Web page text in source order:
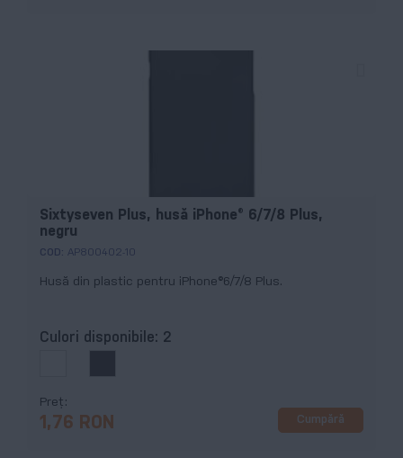
Sixtyseven Plus, husă iPhone® 6/7/8 Plus,
negru
COD: AP800402-10
Husă din plastic pentru iPhone®6/7/8 Plus.
Culori disponibile: 2
Preț
1,76 RON Cumpără